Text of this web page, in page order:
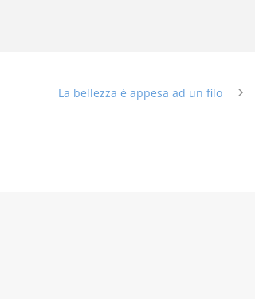
La bellezza è appesa ad un filo